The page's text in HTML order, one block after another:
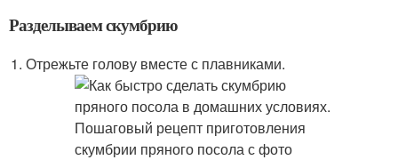
Разделываем скумбрию
Отрежьте голову вместе с плавниками.